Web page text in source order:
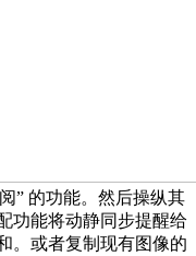
” 的功能。然后操纵其
功能将动静同步提醒给
。或者复制现有图像的